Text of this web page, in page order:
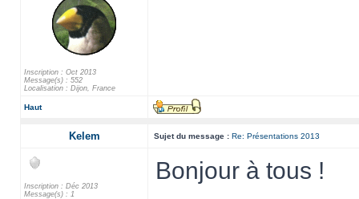
Inscription : Oct 2013
Message(s) : 552
Localisation : Dijon, France
Haut
Kelem Sujet du message : Re: Présentations 2013
Inscription : Déc 2013
Message(s) : 1
Bonjour à tous !